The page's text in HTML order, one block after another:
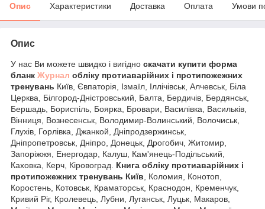
Опис Характеристики Доставка Оплата Умови
Опис
У нас Ви можете швидко і вигідно скачати купити форма
бланк Журнал обліку протиаварійних і протипожежних
тренувань Київ, Євпаторія, Ізмаїл, Іллічівськ, Алчевськ, Біла
Церква, Білгород-Дністровський, Балта, Бердичів, Бердянськ,
Бершадь, Бориспіль, Боярка, Бровари, Василівка, Васильків,
Вінниця, Вознесенськ, Володимир-Волинський, Волочиськ,
Глухів, Горлівка, Джанкой, Дніпродзержинськ,
Дніпропетровськ, Дніпро, Донецьк, Дрогобич, Житомир,
Запоріжжя, Енергодар, Калуш, Кам'янець-Подільський,
Каховка, Керч, Кіровоград. Книга обліку протиаварійних і
протипожежних тренувань Київ , Коломия, Конотоп,
Коростень, Котовськ, Краматорськ, Краснодон, Кременчук,
Кривий Ріг, Кролевець, Лубни, Луганськ, Луцьк, Макаров,